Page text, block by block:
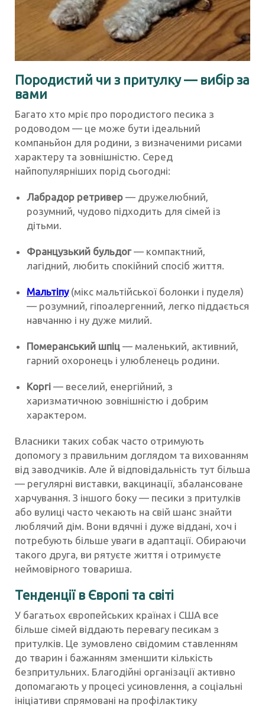
Породистий чи з притулку — вибір за
вами
Багато хто мріє про породистого песика з
родоводом — це може бути ідеальний
компаньйон для родини, з визначеними рисами
характеру та зовнішністю. Серед
найпопулярніших порід сьогодні:
Лабрадор ретривер — дружелюбний,
розумний, чудово підходить для сімей із
дітьми.
Французький бульдог— компактний,
лагідний, любить спокійний спосіб життя.
Мальтіпу(мікс мальтійської болонки і пуделя)
— розумний, гіпоалергенний, легко піддається
навчанню і ну дуже милий.
Померанський шпіц — маленький, активний,
гарний охоронець і улюбленець родини.
Коргі — веселий, енергійний, з
харизматичною зовнішністю і добрим
характером.
Власники таких собак часто отримують
допомогу з правильним доглядом та вихованням
від заводчиків. Але й відповідальність тут більша
— регулярні виставки, вакцинації, збалансоване
харчування. З іншого боку — песики з притулків
або вулиці часто чекають на свій шанс знайти
люблячий дім. Вони вдячні і дуже віддані, хоч і
потребують більше уваги в адаптації. Обираючи
такого друга, ви рятуєте життя і отримуєте
неймовірного товариша.
Тенденції в Європі та світі
У багатьох європейських країнах і США все
більше сімей віддають перевагу песикам з
притулків. Це зумовлено свідомим ставленням
до тварин і бажанням зменшити кількість
безпритульних. Благодійні організації активно
допомагають у процесі усиновлення, а соціальні
ініціативи спрямовані на профілактику